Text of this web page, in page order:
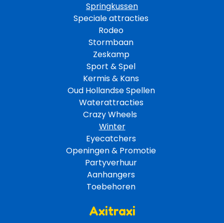
Springkussen
Speciale attracties
Rodeo
Stormbaan
Zeskamp
Sport & Spel
Kermis & Kans
Oud Hollandse Spellen
Waterattracties
Crazy Wheels
Winter
Eyecatchers
Openingen & Promotie
Partyverhuur
Aanhangers
Toebehoren
Axitraxi